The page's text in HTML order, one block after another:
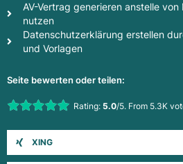
AV-Vertrag generieren anstelle
nutzen
Datenschutzerklärung erstellen
und Vorlagen
Seite bewerten oder teilen:
Rate this item:Rating: 5.0/5. From 5.3K
XING